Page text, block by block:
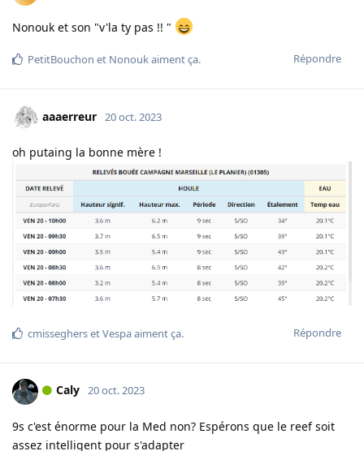
Nonouk et son "v'la ty pas !! "
Répondre
PetitBouchon et Nonoukaiment ça.
aaaerreur 20 oct. 2023
oh putaing la bonne mère !
Répondre
cmisseghersetVespaaiment ça.
Caly 20 oct. 2023
9s c'est énorme pour la Med non? Espérons que le reef soit
assez intelligent pour s'adapter